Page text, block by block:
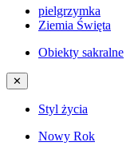
pielgrzymka
Ziemia Święta
Obiekty sakralne
✕
Styl życia
Nowy Rok